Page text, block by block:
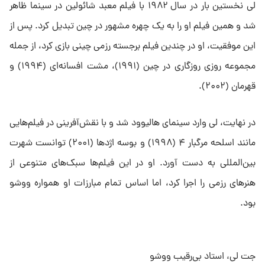
لی نخستین بار در سال ۱۹۸۲ با فیلم معبد شائولین در سینما ظاهر
شد و همین فیلم او را به یک چهره مشهور در چین تبدیل کرد. پس از
این موفقیت، او در چندین فیلم برجسته رزمی چینی بازی کرد، از جمله
مجموعه روزی روزگاری در چین (۱۹۹۱)، مشت افسانه‌ای (۱۹۹۴) و
قهرمان (۲۰۰۲).
در نهایت، لی وارد سینمای هالیوود شد و با نقش‌آفرینی در فیلم‌هایی
مانند اسلحه مرگبار ۴ (۱۹۹۸) و بوسه اژدها (۲۰۰۱) توانست شهرت
بین‌المللی به دست آورد. او در این فیلم‌ها سبک‌های متنوعی از
هنرهای رزمی را اجرا کرد، اما اساس تمام مبارزات او همواره ووشو
بود.
جت لی، استاد بی‌رقیب ووشو